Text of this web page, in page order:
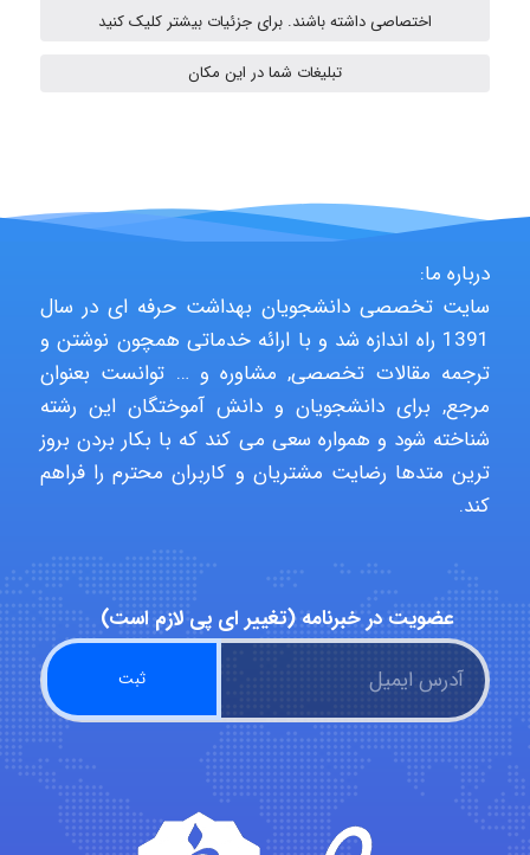
abolfazlkoshehe
abolfazlkoshehe
A.balandeh
fatima
Jafar Tym
اختصاصی داشته باشند. برای جزئیات بیشتر کلیک کنید
تبلیغات شما در این مکان
درباره ما:
سایت تخصصی دانشجویان بهداشت حرفه ای در سال
1391 راه اندازه شد و با ارائه خدماتی همچون نوشتن و
ترجمه مقالات تخصصی, مشاوره و … توانست بعنوان
مرجع, برای دانشجویان و دانش آموختگان این رشته
شناخته شود و همواره سعی می کند که با بکار بردن بروز
ترین متدها رضایت مشتریان و کاربران محترم را فراهم
کند.
عضویت در خبرنامه (تغییر ای پی لازم است)